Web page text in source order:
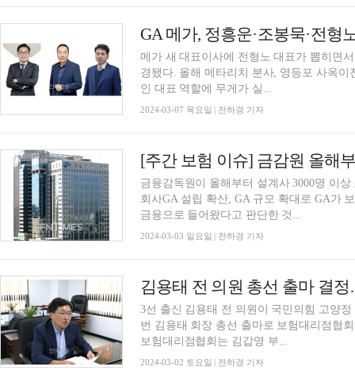
메가 새 대표이사에 전형노 대표가 뽑히면
경됐다. 올해 메타리치 분사, 영등포 사옥
인 대표 역할에 무게가 실...
2024-03-07 목요일 | 전하경 기자
금융감독원이 올해부터 설계사 3000명 이
회사GA 설립 확산, GA 규모 확대로 GA가
금융으로 들어왔다고 판단한 것...
2024-03-03 일요일 | 전하경 기자
김용태 전 의원 총선 출마 결
3선 출신 김용태 전 의원이 국민의힘 고양
번 김용태 회장 총선 출마로 보험대리점협
보험대리점협회는 김갑영 부...
2024-03-02 토요일 | 전하경 기자